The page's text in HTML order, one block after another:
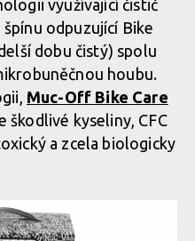
využívající čistič
odpuzující Bike
dobu čistý) spolu
houbu.
Muc-Off Bike Care
škodlivé kyseliny, CFC
a zcela biologicky